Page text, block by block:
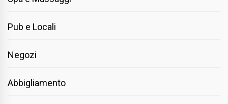
Pub e Locali
Negozi
Abbigliamento